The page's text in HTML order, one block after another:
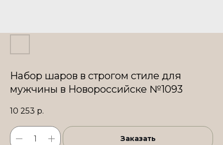
Набор шаров в строгом стиле для
мужчины в Новороссийске №1093
10 253 р.
Заказать